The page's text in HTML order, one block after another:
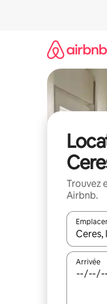
Trouvez
Airbnb.
Quand
Arrivée